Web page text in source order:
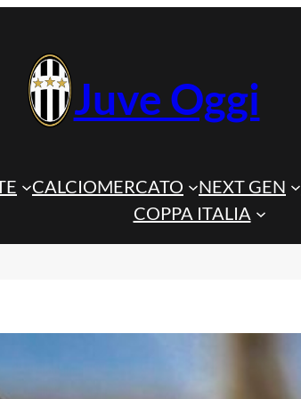
Juve Oggi
CALCIOMERCATO NEXT GEN
COPPA ITALIA